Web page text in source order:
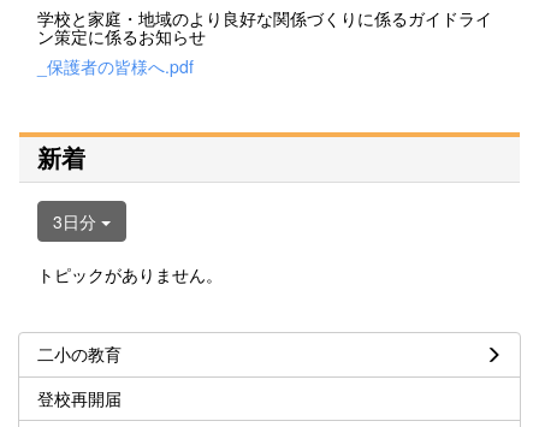
学校と家庭・地域のより良好な関係づくりに係るガイドライ
ン策定に係るお知らせ
_保護者の皆様へ.pdf
新着
3日分
トピックがありません。
二小の教育
登校再開届